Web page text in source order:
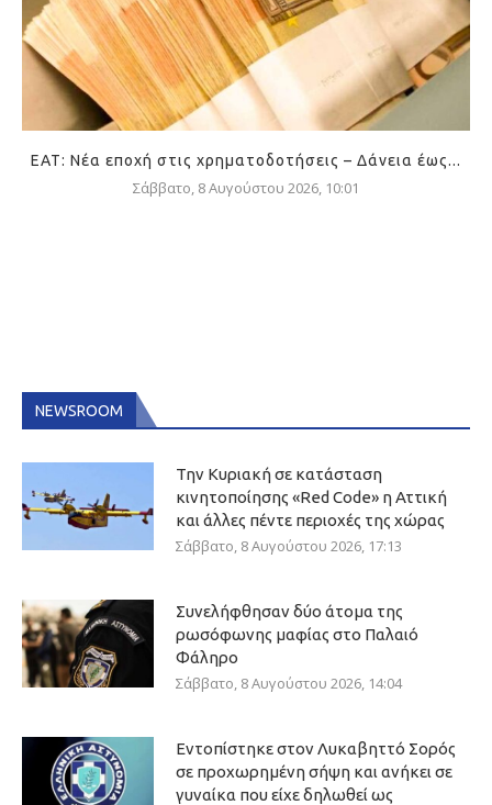
ΕΑΤ: Νέα εποχή στις χρηματοδοτήσεις – Δάνεια έως...
Σάββατο, 8 Αυγούστου 2026, 10:01
NEWSROOM
Την Κυριακή σε κατάσταση
κινητοποίησης «Red Code» η Αττική
και άλλες πέντε περιοχές της χώρας
Σάββατο, 8 Αυγούστου 2026, 17:13
Συνελήφθησαν δύο άτομα της
ρωσόφωνης μαφίας στο Παλαιό
Φάληρο
Σάββατο, 8 Αυγούστου 2026, 14:04
Εντοπίστηκε στον Λυκαβηττό Σορός
σε προχωρημένη σήψη και ανήκει σε
γυναίκα που είχε δηλωθεί ως